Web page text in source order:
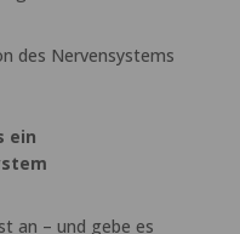
des Nervensystems
ein
an – und gebe es